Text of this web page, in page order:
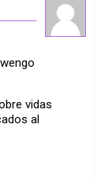
vidas
al
ocultos